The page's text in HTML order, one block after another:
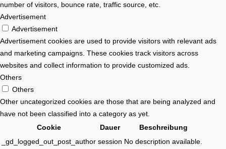
number of visitors, bounce rate, traffic source, etc.
Advertisement
Advertisement
Advertisement cookies are used to provide visitors with relevant ads
and marketing campaigns. These cookies track visitors across
websites and collect information to provide customized ads.
Others
Others
Other uncategorized cookies are those that are being analyzed and
have not been classified into a category as yet.
Cookie
Dauer
Beschreibung
_gd_logged_out_post_author session No description available.